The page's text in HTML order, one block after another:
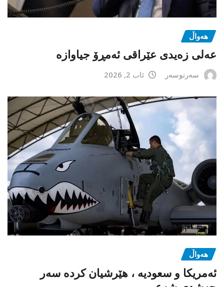
هەواڵ
عەلی زەیدی عێراقی ئەمڕۆ جیاوازە
سەرنوسەر ئاب 2, 2026
هەواڵ
ئەمریکا و سعودیە ، هێرشیان کردە سەر